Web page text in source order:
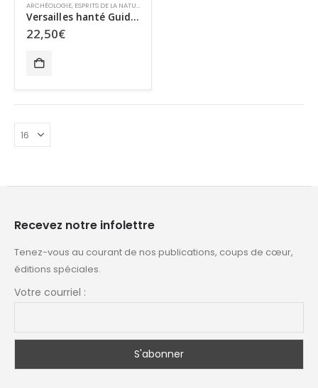
ARCHÉOLOGIE, ESPRITS DE LA NATURE
Versailles hanté Guide à l’usage des chasseurs de fantômes
22,50€
Recevez notre infolettre
Tenez-vous au courant de nos publications, coups de cœur,
éditions spéciales.
Votre courriel :